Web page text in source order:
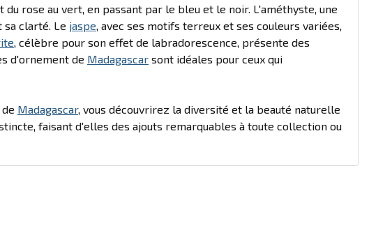
rose au vert, en passant par le bleu et le noir. L'améthyste, une
clarté. Le jaspe, avec ses motifs terreux et ses couleurs variées,
, célèbre pour son effet de labradorescence, présente des
d'ornement de Madagascar sont idéales pour ceux qui
Madagascar, vous découvrirez la diversité et la beauté naturelle
faisant d'elles des ajouts remarquables à toute collection ou